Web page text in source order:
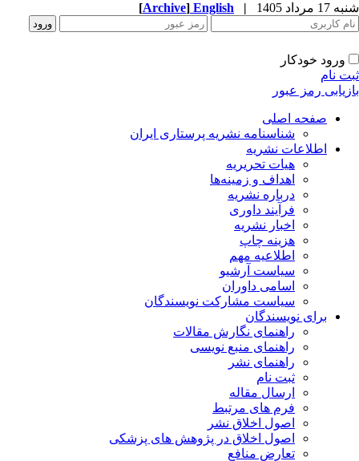
مرداد 1405 |
English
[Archive]
ورود خودکار
نام
رمز عبور
صفحه اصلی
شناسنامه نشریه پرستاری ایران
اطلاعات نشریه
هیات تحریریه
اهداف و زمینه‌ها
درباره نشریه
فرآیند داوری
اخبار نشریه
هزینه چاپ
اطلاعیه مهم
سیاست آرشیو
اسامی داوران
سیاست مشارکت نویسندگان
برای نویسندگان
راهنمای نگارش مقالات
راهنمای منبع نویسی
راهنمای نشر
ثبت نام
ارسال مقاله
فرم های مرتبط
اصول اخلاق نشر
اصول اخلاق در پژوهش های پزشکی
تعارض منافع